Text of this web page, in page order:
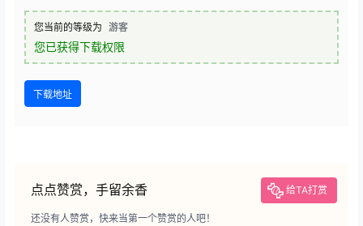
您当前的等级为 游客
您已获得下载权限
下载地址
点点赞赏，手留余香 给TA打赏
还没有人赞赏，快来当第一个赞赏的人吧！